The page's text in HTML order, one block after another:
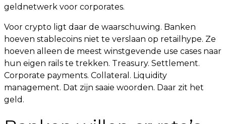
geldnetwerk voor corporates.
Voor crypto ligt daar de waarschuwing. Banken
hoeven stablecoins niet te verslaan op retailhype. Ze
hoeven alleen de meest winstgevende use cases naar
hun eigen rails te trekken. Treasury. Settlement.
Corporate payments. Collateral. Liquidity
management. Dat zijn saaie woorden. Daar zit het
geld.